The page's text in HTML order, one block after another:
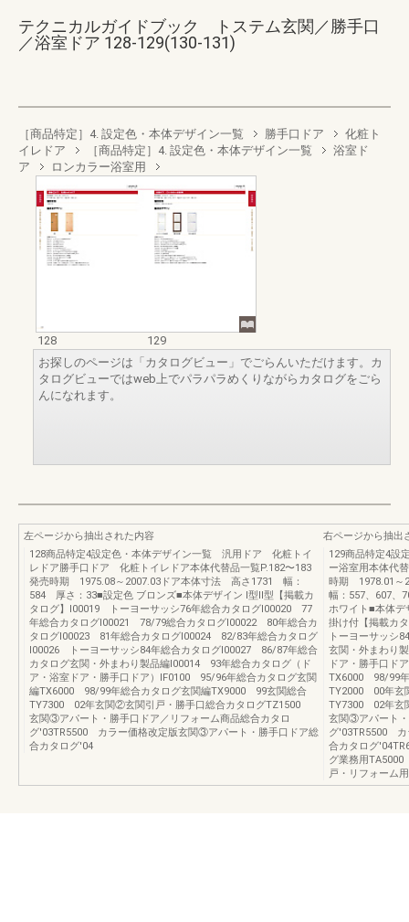
テクニカルガイドブック トステム玄関／勝手口
／浴室ドア 128-129(130-131)
［商品特定］4. 設定色・本体デザイン一覧 勝手口ドア
化粧ト
イレドア
［商品特定］4. 設定色・本体デザイン一覧
浴室ド
ア
ロンカラー浴室用
128
129
お探しのページは「カタログビュー」でごらんいただけます。カ
タログビューではweb上でパラパラめくりながらカタログをごら
んになれます。
左ページから抽出された内容
128商品特定4設定色・本体デザイン一覧 汎用ドア 化粧トイ
レドア勝手口ドア 化粧トイレドア本体代替品一覧P.182〜183
発売時期 1975.08～2007.03ドア本体寸法 高さ1731 幅：
584 厚さ：33■設定色 ブロンズ■本体デザイン Ⅰ型Ⅱ型【掲載カ
タログ】I00019 トーヨーサッシ76年総合カタログI00020 77
年総合カタログI00021 78/79総合カタログI00022 80年総合カ
タログI00023 81年総合カタログI00024 82/83年総合カタログ
I00026 トーヨーサッシ84年総合カタログI00027 86/87年総合
カタログ玄関・外まわり製品編I00014 93年総合カタログ（ド
ア・浴室ドア・勝手口ドア）IF0100 95/96年総合カタログ玄関
編TX6000 98/99年総合カタログ玄関編TX9000 99玄関総合
TY7300 02年玄関②玄関引戸・勝手口総合カタログTZ1500
玄関③アパート・勝手口ドア／リフォーム商品総合カタロ
グ'03TR5500 カラー価格改定版玄関③アパート・勝手口ドア総
合カタログ'04
右ページから抽出
129商品特定4
ー浴室用本体代
時期 1978.01～
幅：557、607、
ホワイト■本体デ
掛け付【掲載カ
トーヨーサッシ
玄関・外まわり
ドア・勝手口ド
TX6000 98/99
TY2000 00年玄
TY7300 02年玄
玄関③アパート
グ'03TR5500 カ
合カタログ
グ業務用
戸・リフォーム